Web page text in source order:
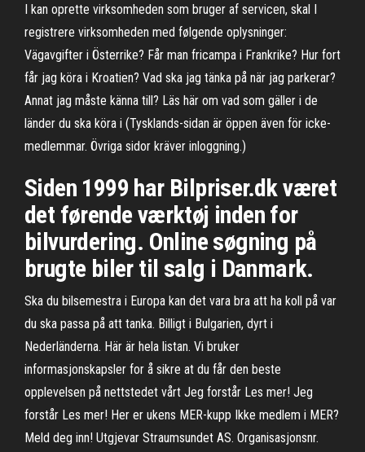
I kan oprette virksomheden som bruger af servicen, skal I
registrere virksomheden med følgende oplysninger:
Vägavgifter i Österrike? Får man fricampa i Frankrike? Hur fort
får jag köra i Kroatien? Vad ska jag tänka på när jag parkerar?
Annat jag måste känna till? Läs här om vad som gäller i de
länder du ska köra i (Tysklands-sidan är öppen även för icke-
medlemmar. Övriga sidor kräver inloggning.)
Siden 1999 har Bilpriser.dk været
det førende værktøj inden for
bilvurdering. Online søgning på
brugte biler til salg i Danmark.
Ska du bilsemestra i Europa kan det vara bra att ha koll på var
du ska passa på att tanka. Billigt i Bulgarien, dyrt i
Nederländerna. Här är hela listan. Vi bruker
informasjonskapsler for å sikre at du får den beste
opplevelsen på nettstedet vårt Jeg forstår Les mer! Jeg
forstår Les mer! Her er ukens MER-kupp Ikke medlem i MER?
Meld deg inn! Utgjevar Straumsundet AS. Organisasjonsnr.